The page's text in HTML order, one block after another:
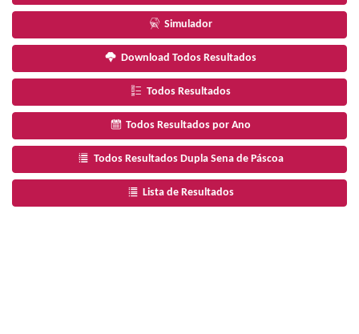
Simulador
Download Todos Resultados
Todos Resultados
Todos Resultados por Ano
Todos Resultados Dupla Sena de Páscoa
Lista de Resultados